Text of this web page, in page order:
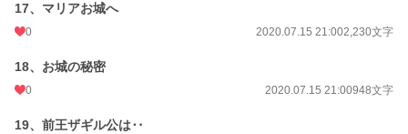
17、マリアお城へ
0 2020.07.15 21:002,230文字
18、お城の秘密
0 2020.07.15 21:00948文字
19、前王ザギル公は‥